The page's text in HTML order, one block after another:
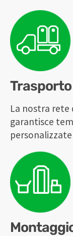
Trasporto
La nostra rete
garantisce